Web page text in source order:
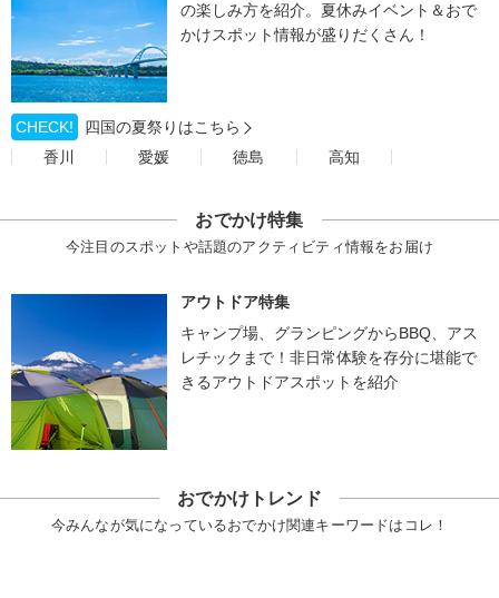
の楽しみ方を紹介。夏休みイベント＆おで
かけスポット情報が盛りだくさん！
CHECK!
四国の夏祭りはこちら
香川
愛媛 徳島 高知
おでかけ特集
今注目のスポットや話題のアクティビティ情報をお届け
アウトドア特集
キャンプ場、グランピングからBBQ、アス
レチックまで！非日常体験を存分に堪能で
きるアウトドアスポットを紹介
おでかけトレンド
今みんなが気になっているおでかけ関連キーワードはコレ！